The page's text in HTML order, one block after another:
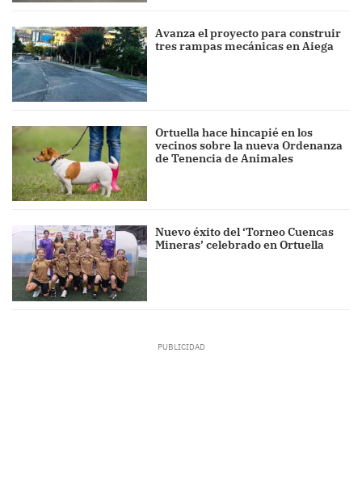
Avanza el proyecto para construir
tres rampas mecánicas en Aiega
Ortuella hace hincapié en los
vecinos sobre la nueva Ordenanza
de Tenencia de Animales
Nuevo éxito del ‘Torneo Cuencas
Mineras’ celebrado en Ortuella